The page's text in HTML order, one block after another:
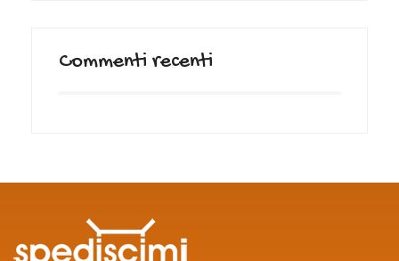
Commenti recenti